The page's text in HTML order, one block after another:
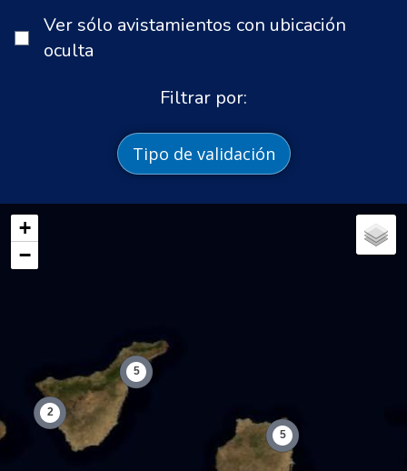
Ver sólo avistamientos con ubicación
oculta
Filtrar por:
Tipo de validación
+
−